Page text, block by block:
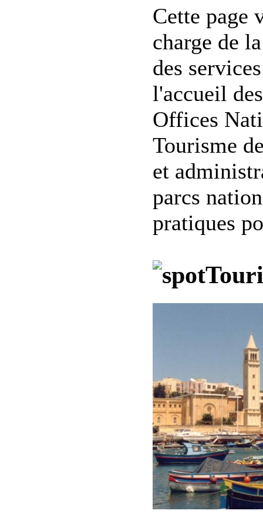
Cette page
charge de
des
l'accueil
Offices
Tourisme
et
parcs
pratiques